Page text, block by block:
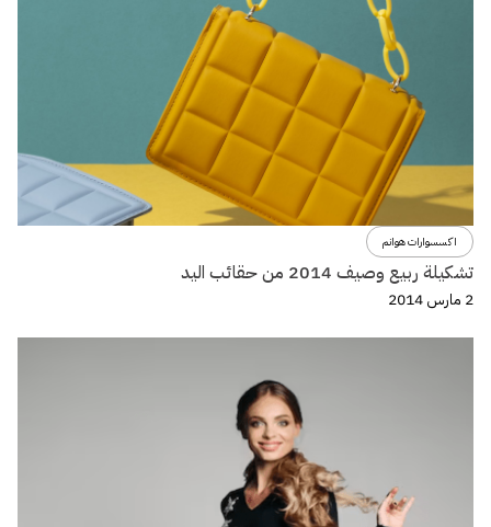
اكسسوارات هوانم
تشكيلة ربيع وصيف 2014 من حقائب اليد
2 مارس 2014